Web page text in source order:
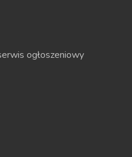
ogłoszeniowy